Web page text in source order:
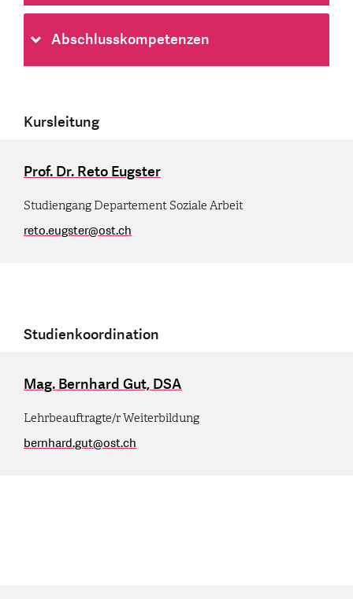
Abschlusskompetenzen
Kursleitung
Prof. Dr. Reto Eugster
Studiengang Departement Soziale Arbeit
reto.eugster@ost.ch
Studienkoordination
Mag. Bernhard Gut, DSA
Lehrbeauftragte/r Weiterbildung
bernhard.gut@ost.ch